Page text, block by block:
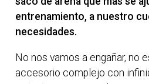
entrenamiento, a nuestro
necesidades.
No nos vamos a engañar, no
accesorio complejo con